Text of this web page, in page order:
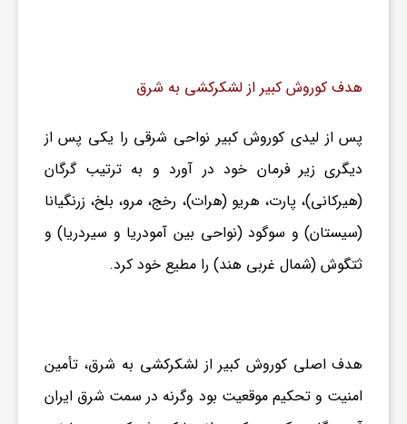
هدف کوروش کبیر از لشکرکشی به شرق
پس از لیدی کوروش کبیر نواحی شرقی را یکی پس از
دیگری زیر فرمان خود در آورد و به ترتیب گرگان
(هیرکانی)، پارت، هریو (هرات)، رخج، مرو، بلخ، زرنگیانا
(سیستان) و سوگود (نواحی بین آمودریا و سیردریا) و
ثتگوش (شمال غربی هند) را مطیع خود کرد.
هدف اصلی کوروش کبیر از لشکرکشی به شرق، تأمین
امنیت و تحکیم موقعیت بود وگرنه در سمت شرق ایران